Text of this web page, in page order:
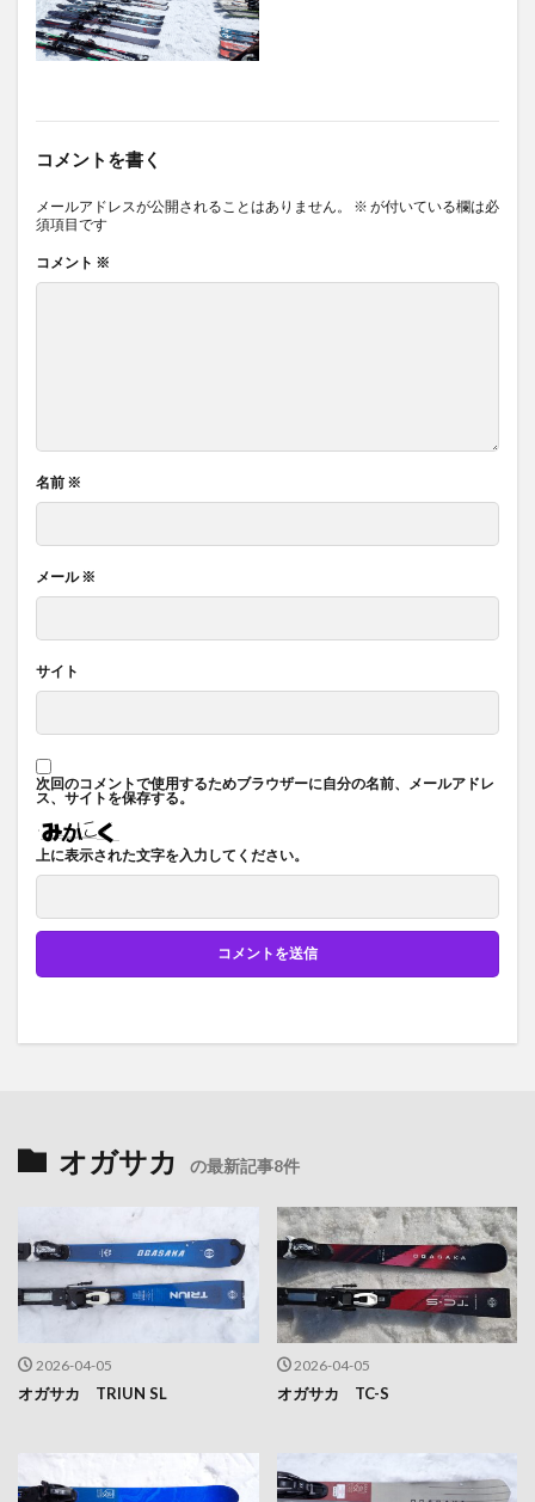
コメントを書く
メールアドレスが公開されることはありません。 ※ が付いている欄は必
須項目です
コメント ※
名前 ※
メール※
サイト
次回のコメントで使用するためブラウザーに自分の名前、メールアドレ
ス、サイトを保存する。
上に表示された文字を入力してください。
オガサカ の最新記事8件
2026-04-05
オガサカ TRIUN SL
2026-04-05
オガサカ TC-S